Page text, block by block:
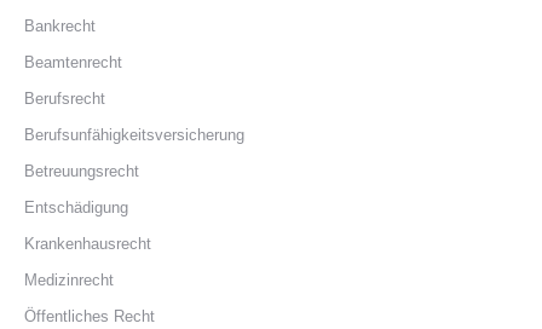
Bankrecht
Beamtenrecht
Berufsrecht
Berufsunfähigkeitsversicherung
Betreuungsrecht
Entschädigung
Krankenhausrecht
Medizinrecht
Öffentliches Recht